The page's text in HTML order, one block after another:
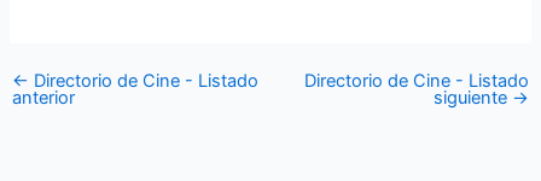
← Directorio de Cine - Listado
anterior
Directorio de Cine - Listado
siguiente →